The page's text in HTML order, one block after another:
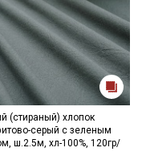
(стираный) хлопок
серый с зеленым
ш.2.5м, хл-100%, 120гр/
и